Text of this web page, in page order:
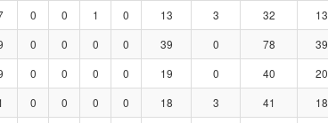
0 0 1 0 13 3 32 13
0 0 0 0 39 0 78 39
0 0 0 0 19 0 40 20
0 0 0 0 18 3 41 18